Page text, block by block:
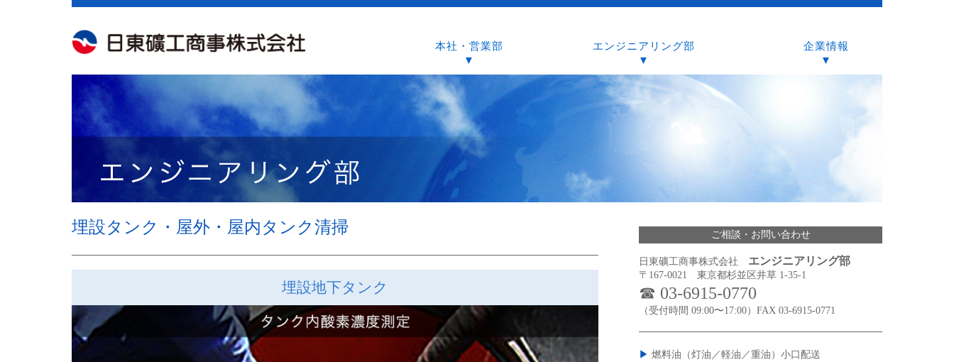
企業情報
▼
本社・営業部
▼
エンジニアリング部
▼
埋設タンク・屋外・屋内タンク清掃
埋設地下タンク
ご相談・お問い合わせ
日東礦工商事株式会社 エンジニアリング部
〒167-0021 東京都杉並区井草 1-35-1
☎︎ 03-6915-0770
（受付時間 09:00〜17:00）FAX 03-6915-0771
▶︎燃料油（灯油／軽油／重油）小口配送